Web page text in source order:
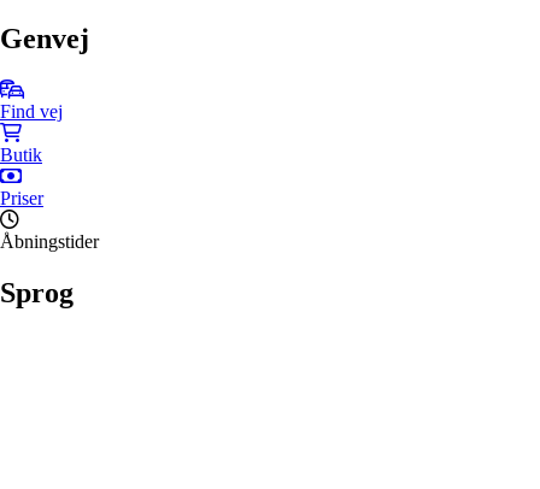
Genvej
Find vej
Butik
Priser
Åbningstider
Sprog